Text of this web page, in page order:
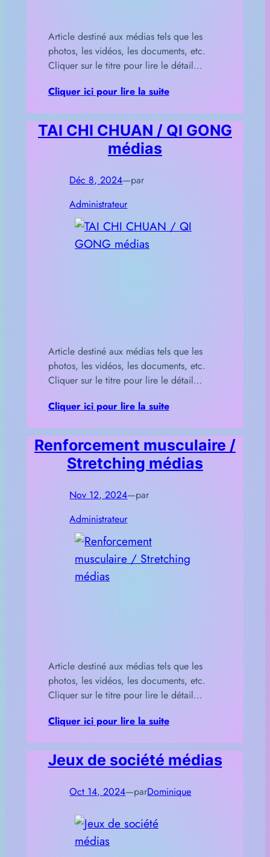
Article destiné aux médias tels que les
photos, les vidéos, les documents, etc.
Cliquer sur le titre pour lire le détail…
Cliquer ici pour lire la suite
TAI CHI CHUAN / QI GONG
médias
Déc 8, 2024—par
Administrateur
Article destiné aux médias tels que les
photos, les vidéos, les documents, etc.
Cliquer sur le titre pour lire le détail…
Cliquer ici pour lire la suite
Renforcement musculaire /
Stretching médias
Nov 12, 2024—par
Administrateur
Article destiné aux médias tels que les
photos, les vidéos, les documents, etc.
Cliquer sur le titre pour lire le détail…
Cliquer ici pour lire la suite
Jeux de société médias
Oct 14, 2024—parDominique